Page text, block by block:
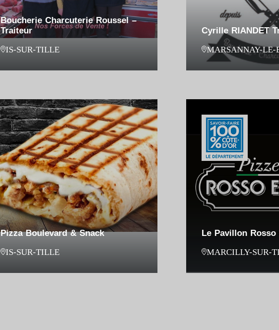
Boucherie Charcuterie Roussel –
Traiteur
IS-SUR-TILLE
Cyrille RIANDET
MARSANNAY-LE-
Pizza Boulevard & Snack
IS-SUR-TILLE
Le Pavillon Rosso
MARCILLY-SUR-